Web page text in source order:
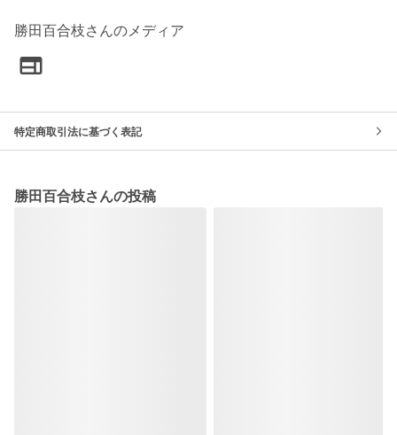
勝田百合枝さんのメディア
特定商取引法に基づく表記
勝田百合枝さんの投稿